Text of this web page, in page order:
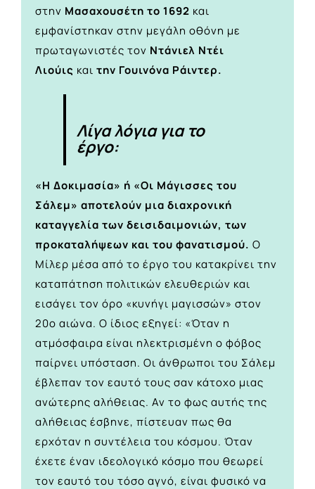
στην Μασαχουσέτη το 1692 και
εμφανίστηκαν στην μεγάλη οθόνη με
πρωταγωνιστές τον Ντάνιελ Ντέι
Λιούις και την Γουινόνα Ράιντερ.
Λίγα λόγια για το
έργο:
«Η Δοκιμασία» ή «Οι Μάγισσες του
Σάλεμ» αποτελούν μια διαχρονική
καταγγελία των δεισιδαιμονιών, των
προκαταλήψεων και του φανατισμού. Ο
Μίλερ μέσα από το έργο του κατακρίνει την
καταπάτηση πολιτικών ελευθεριών και
εισάγει τον όρο «κυνήγι μαγισσών» στον
20ο αιώνα. Ο ίδιος εξηγεί: «Όταν η
ατμόσφαιρα είναι ηλεκτρισμένη ο φόβος
παίρνει υπόσταση. Οι άνθρωποι του Σάλεμ
έβλεπαν τον εαυτό τους σαν κάτοχο μιας
ανώτερης αλήθειας. Αν το φως αυτής της
αλήθειας έσβηνε, πίστευαν πως θα
ερχόταν η συντέλεια του κόσμου. Όταν
έχετε έναν ιδεολογικό κόσμο που θεωρεί
τον εαυτό του τόσο αγνό, είναι φυσικό να